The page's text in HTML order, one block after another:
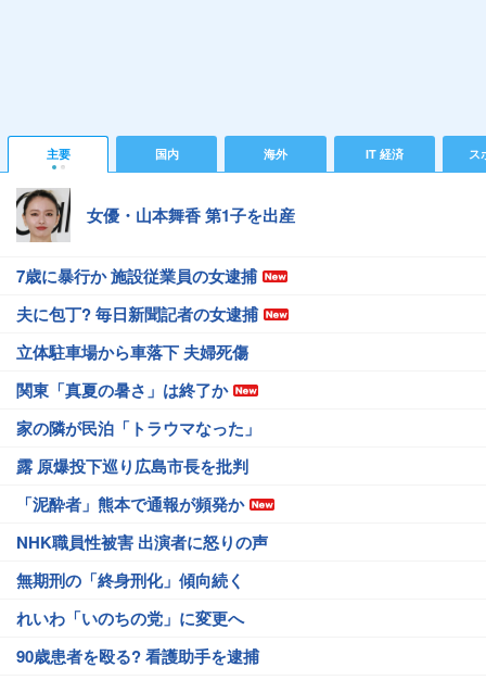
主要 国内 海外 IT 経済 ス
女優・山本舞香 第1子を出産
7歳に暴行か 施設従業員の女逮捕
夫に包丁? 毎日新聞記者の女逮捕
立体駐車場から車落下 夫婦死傷
関東「真夏の暑さ」は終了か
家の隣が民泊「トラウマなった」
露 原爆投下巡り広島市長を批判
「泥酔者」熊本で通報が頻発か
NHK職員性被害 出演者に怒りの声
無期刑の「終身刑化」傾向続く
れいわ「いのちの党」に変更へ
90歳患者を殴る? 看護助手を逮捕